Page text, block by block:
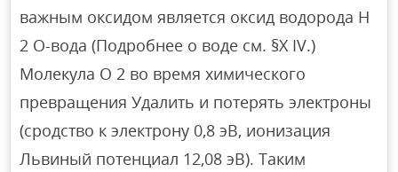
важным оксидом является оксид водорода H
2 O-вода (Подробнее о воде см. §X IV.)
Молекула O 2 во время химического
превращения Удалить и потерять электроны
(сродство к электрону 0,8 эВ, ионизация
Львиный потенциал 12,08 эВ). Таким